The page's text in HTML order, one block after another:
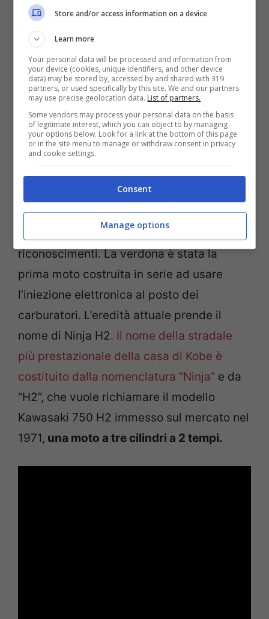
venne unito insieme alle altre carenature,
risultando anche squadrato, mentre le
frecce direzionali vennero integrate alle
carene. Il risultato fu una moto meno
spigolosa e più comoda. Le prestazioni
aumentarono di gen in gen, sino al
concetto di bolidi estremi della nuova gen.
I mitici motori della
Kawasaki
La Ninja ha raccolto numerosi
riconoscimenti. La verdona è stata la
prima moto costruita in serie ad usare
l’iniezione elettronica al posto dei
carburatori. L’eredità attuale prende il
nome di Ninja H2. Il nome della stradale
più prestazionale della casa di Kobe è
costituito dalla nomenclatura “Ninja” e da
“H2”, che vuole richiamare il modello
Kawasaki 750 H2 immesso sul mercato nel
1971, una moto a tre cilindri a 2 tempi.
Store and/or access information on a device
Learn more
Your personal data will be processed and information from
your device (cookies, unique identifiers, and other device
data) may be stored by, accessed by and shared with 319
partners, or used specifically by this site. We and our partners
may use precise geolocation data. List of partners.
Some vendors may process your personal data on the basis
of legitimate interest, which you can object to by managing
your options below. Look for a link at the bottom of this page
or in the site menu to manage or withdraw consent in privacy
and cookie settings.
Consent
Manage options